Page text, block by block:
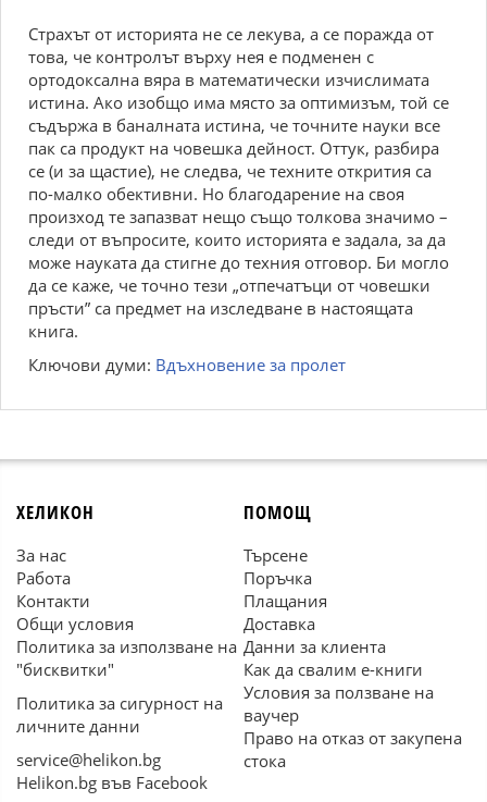
Страхът от историята не се лекува, а се поражда от
това, че контролът върху нея е подменен с
ортодоксална вяра в математически изчислимата
истина. Ако изобщо има място за оптимизъм, той се
съдържа в баналната истина, че точните науки все
пак са продукт на човешка дейност. Оттук, разбира
се (и за щастие), не следва, че техните открития са
по-малко обективни. Но благодарение на своя
произход те запазват нещо също толкова значимо –
следи от въпросите, които историята е задала, за да
може науката да стигне до техния отговор. Би могло
да се каже, че точно тези „отпечатъци от човешки
пръсти” са предмет на изследване в настоящата
книга.
Ключови думи: Вдъхновение за пролет
ХЕЛИКОН
За нас
Работа
Контакти
Общи условия
Политика за използване на
"бисквитки"
Политика за сигурност на
личните данни
service@helikon.bg
Helikon.bg във Facebook
ПОМОЩ
Търсене
Поръчка
Плащания
Доставка
Данни за клиента
Как да свалим е-книги
Условия за ползване на
ваучер
Право на отказ от закупена
стока